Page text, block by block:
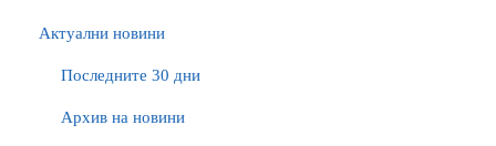
Актуални новини
Последните 30 дни
Архив на новини